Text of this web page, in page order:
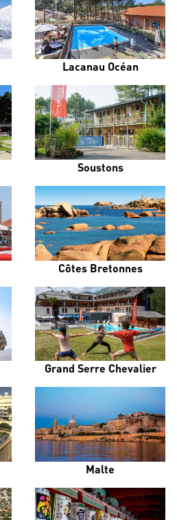
Lacanau Océan
Soustons
Côtes Bretonnes
Grand Serre Chevalier
Malte